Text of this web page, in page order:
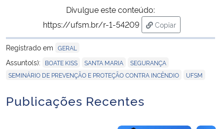
Divulgue este conteúdo:
https://ufsm.br/r-1-54209
Copiar
para área de
Registrado em GERAL
Assunto(s): BOATE KISS SANTA MARIA SEGURANÇA
SEMINÁRIO DE PREVENÇÃO E PROTEÇÃO CONTRA INCÊNDIO UFSM
Publicações Recentes